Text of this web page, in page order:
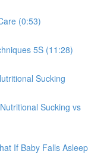
(0:53)
5S (11:28)
Sucking
Sucking vs
If Baby Falls Asleep